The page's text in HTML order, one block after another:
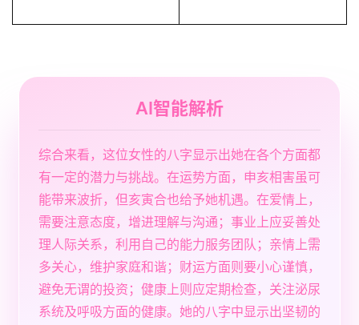
AI智能解析
综合来看，这位女性的八字显示出她在各个方面都
有一定的潜力与挑战。在运势方面，申亥相害虽可
能带来波折，但亥寅合也给予她机遇。在爱情上，
需要注意态度，增进理解与沟通；事业上应妥善处
理人际关系，利用自己的能力服务团队；亲情上需
多关心，维护家庭和谐；财运方面则要小心谨慎，
避免无谓的投资；健康上则应定期检查，关注泌尿
系统及呼吸方面的健康。她的八字中显示出坚韧的